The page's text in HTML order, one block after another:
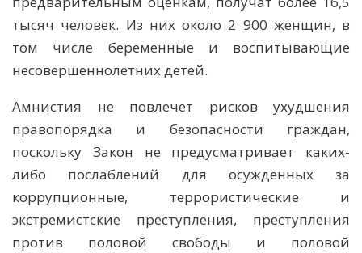
тысяч человек. Из них около 2 900 женщин, в
том числе беременные и воспитывающие
несовершеннолетних детей.
Амнистия не повлечет рисков ухудшения
правопорядка и безопасности граждан,
поскольку Закон не предусматривает каких-
либо послаблений для осужденных за
коррупционные, террористические и
экстремистские преступления, преступления
против половой свободы и половой